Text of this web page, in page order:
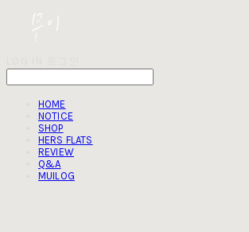
HOME
NOTICE
SHOP
HERS FLATS
REVIEW
Q&A
MUILOG